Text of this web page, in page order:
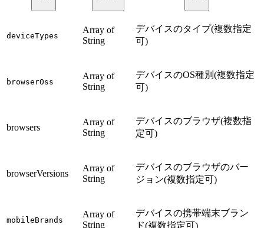
deviceTypes
Array of
String
デバイスのタイプ(複数指定
可)
browserOss
Array of
String
デバイスのOS種別(複数指定
可)
browsers
Array of
String
デバイスのブラウザ(複数指
定可)
browserVersions
Array of
String
デバイスのブラウザのバー
ジョン(複数指定可)
mobileBrands
Array of
String
デバイスの携帯端末ブラン
ド(複数指定可)